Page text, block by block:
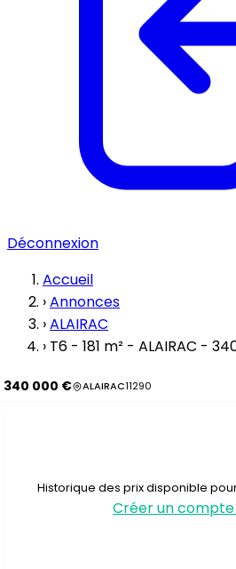
Déconnexion
Accueil
›Annonces
›ALAIRAC
› T6 - 181 m² - ALAIRAC -
340 000 € ALAIRAC11290
Historique des prix disponible
Créer un